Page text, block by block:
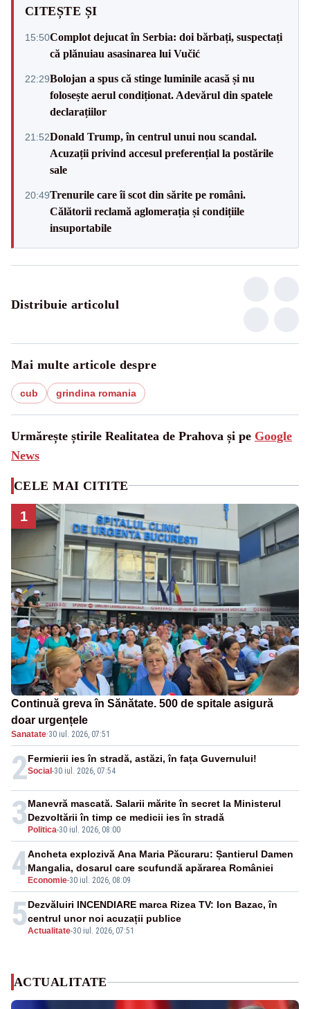
CITEȘTE ȘI
15:50Complot dejucat în Serbia: doi bărbați, suspectați
că plănuiau asasinarea lui Vučić
22:29Bolojan a spus că stinge luminile acasă și nu
folosește aerul condiționat. Adevărul din spatele
declarațiilor
21:52Donald Trump, în centrul unui nou scandal.
Acuzații privind accesul preferențial la postările
sale
20:49Trenurile care îi scot din sărite pe români.
Călătorii reclamă aglomerația și condițiile
insuportabile
Distribuie articolul
Mai multe articole despre
cub grindina romania
Urmărește știrile Realitatea de Prahova și pe Google
News
CELE MAI CITITE
1
Continuă greva în Sănătate. 500 de spitale asigură
doar urgențele
Sanatate·30 iul. 2026, 07:51
2Social -30 iul. 2026, 07:54
Fermierii ies în stradă, astăzi, în fața Guvernului!
3 Politica-30 iul. 2026, 08:00
Manevră mascată. Salarii mărite în secret la Ministerul
Dezvoltării în timp ce medicii ies în stradă
4 Economie-30 iul. 2026, 08:09
Ancheta explozivă Ana Maria Păcuraru: Șantierul Damen
Mangalia, dosarul care scufundă apărarea României
5Actualitate-30 iul. 2026, 07:51
Dezvăluiri INCENDIARE marca Rizea TV: Ion Bazac, în
centrul unor noi acuzații publice
ACTUALITATE